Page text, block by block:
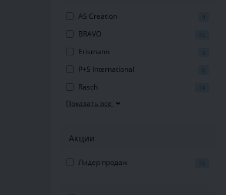
AS Creation 9
BRAVO 35
Erismann
P+S International
Rasch 19
Показать все
Акции
Лидер продаж 15